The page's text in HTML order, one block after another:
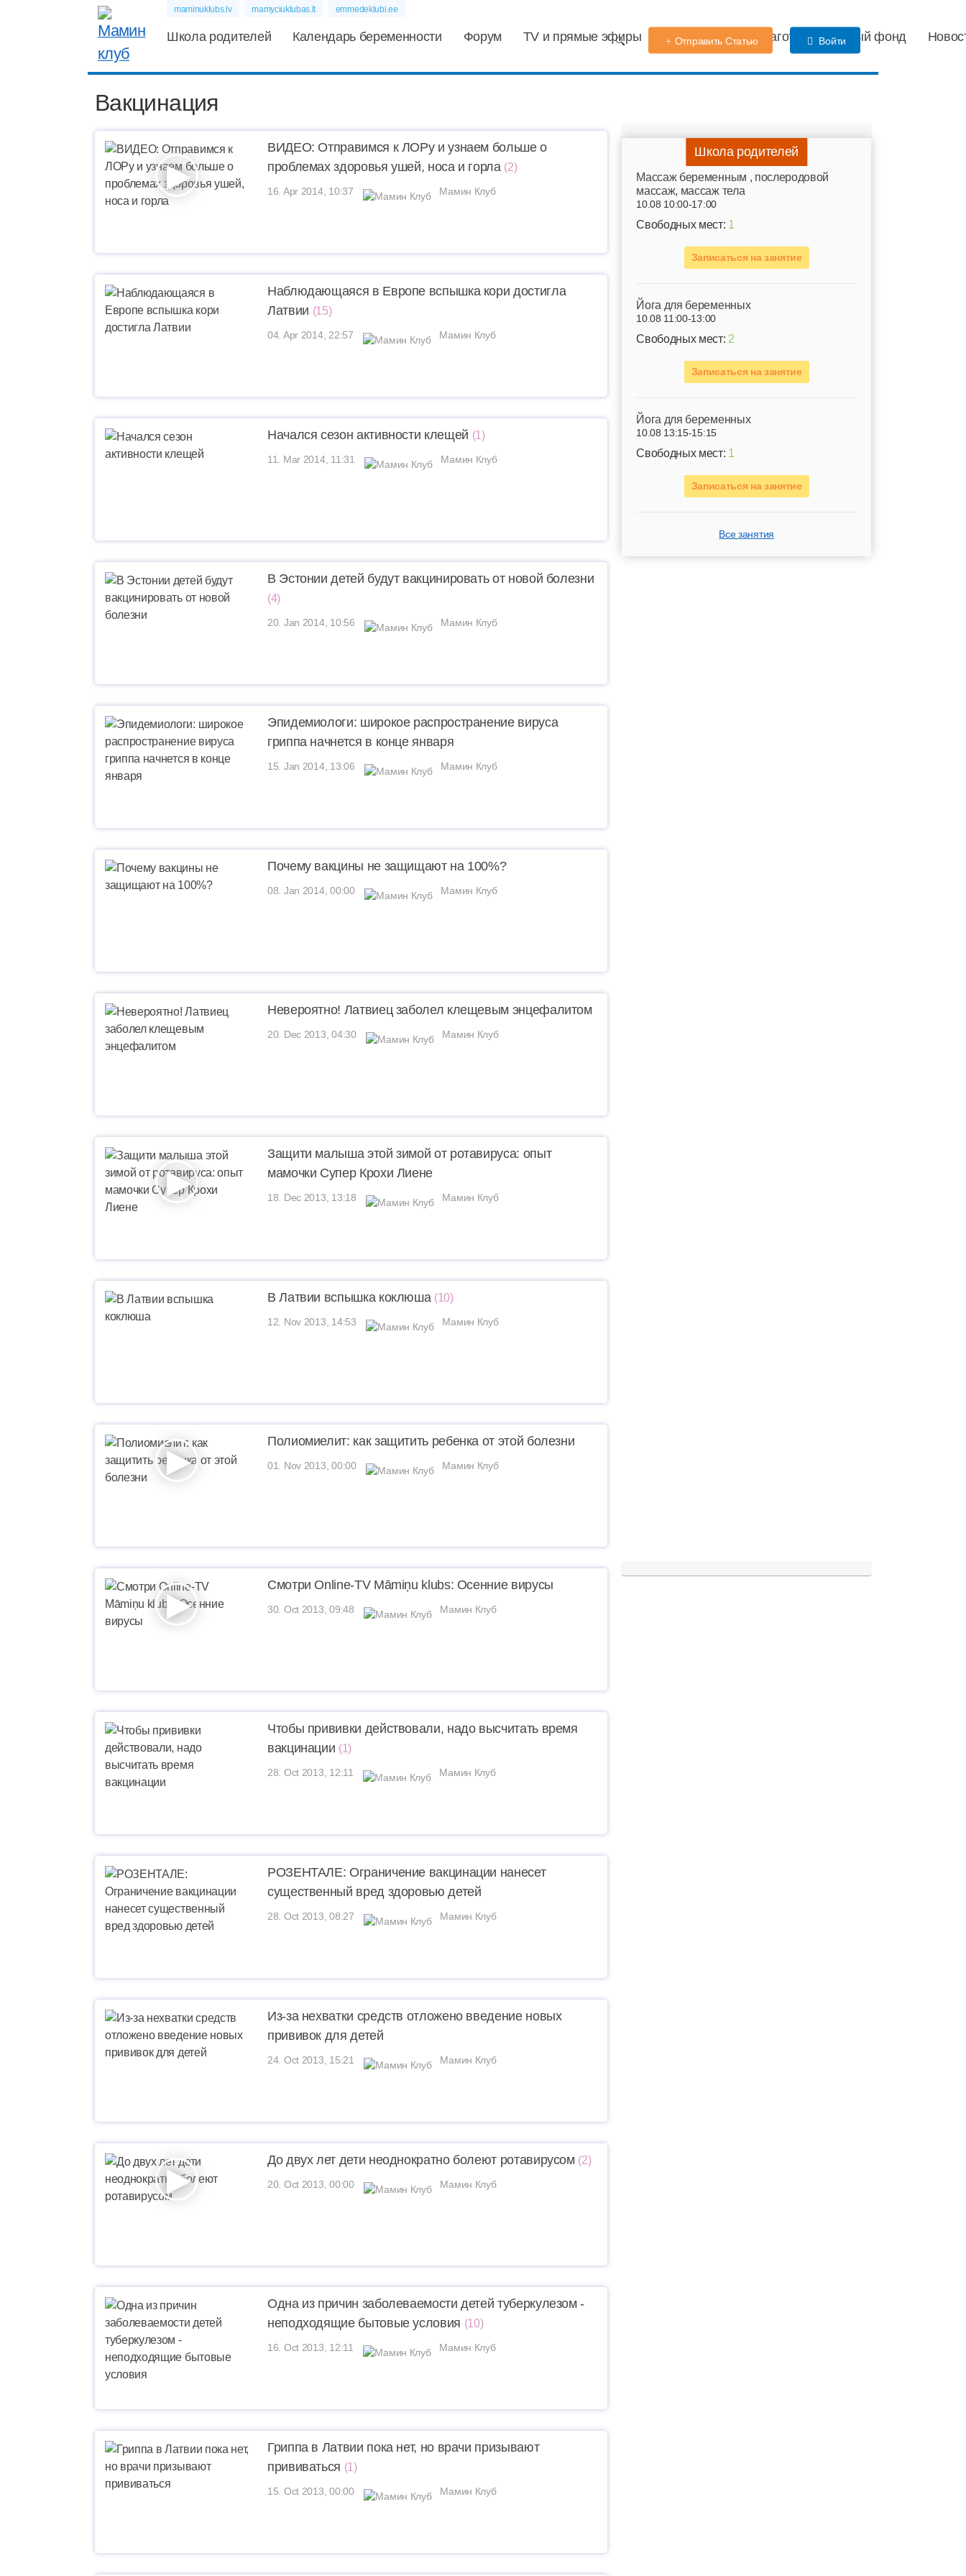
maminuklubs.lv mamyciuklubas.lt emmedeklubi.ee
Школа родителей Календарь беременности Форум TV и прямые эфиры Детский сад Благотворительный фонд
Отправить Статью Войти
Вакцинация
ВИДЕО: Отправимся к ЛОРу и узнаем больше о
проблемах здоровья ушей, носа и горла (2)
16. Apr 2014, 10:37 Мамин Клуб
Наблюдающаяся в Европе вспышка кори достигла
Латвии (15)
04. Apr 2014, 22:57 Мамин Клуб
Начался сезон активности клещей (1)
11. Mar 2014, 11:31 Мамин Клуб
В Эстонии детей будут вакцинировать от новой болезни
(4)
20. Jan 2014, 10:56 Мамин Клуб
Эпидемиологи: широкое распространение вируса
гриппа начнется в конце января
15. Jan 2014, 13:06 Мамин Клуб
Почему вакцины не защищают на 100%?
08. Jan 2014, 00:00 Мамин Клуб
Невероятно! Латвиец заболел клещевым энцефалитом
20. Dec 2013, 04:30 Мамин Клуб
Защити малыша этой зимой от ротавируса: опыт
мамочки Супер Крохи Лиене
18. Dec 2013, 13:18 Мамин Клуб
В Латвии вспышка коклюша (10)
12. Nov 2013, 14:53 Мамин Клуб
Полиомиелит: как защитить ребенка от этой болезни
01. Nov 2013, 00:00 Мамин Клуб
Школа родителей
Mассаж беременным , послеродовой
массаж, массаж тела
10.08 10:00-17:00
Свободных мест: 1
Записаться на занятие
Йога для беременных
10.08 11:00-13:00
Свободных мест: 2
Записаться на занятие
Йога для беременных
10.08 13:15-15:15
Свободных мест: 1
Записаться на занятие
Все занятия
Смотри Online-TV Māmiņu klubs: Осенние вирусы
30. Oct 2013, 09:48 Мамин Клуб
Чтобы прививки действовали, надо высчитать время
вакцинации (1)
28. Oct 2013, 12:11 Мамин Клуб
РОЗЕНТАЛЕ: Ограничение вакцинации нанесет
существенный вред здоровью детей
28. Oct 2013, 08:27 Мамин Клуб
Из-за нехватки средств отложено введение новых
прививок для детей
24. Oct 2013, 15:21 Мамин Клуб
До двух лет дети неоднократно болеют ротавирусом (2)
20. Oct 2013, 00:00 Мамин Клуб
Одна из причин заболеваемости детей туберкулезом -
неподходящие бытовые условия (10)
16. Oct 2013, 12:11 Мамин Клуб
Гриппа в Латвии пока нет, но врачи призывают
прививаться (1)
15. Oct 2013, 00:00 Мамин Клуб